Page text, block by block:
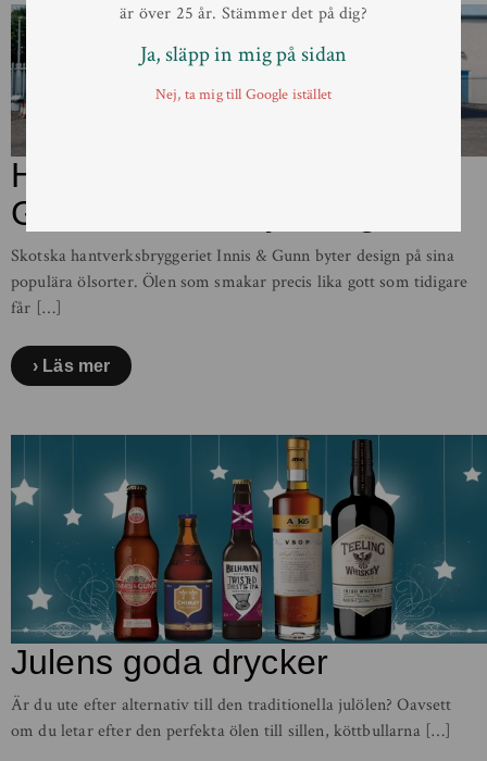
Hantverksbryggeriet Innis &
Gunn lanserar ny design
Skotska hantverksbryggeriet Innis & Gunn byter design på sina
populära ölsorter. Ölen som smakar precis lika gott som tidigare
får […]
Läs mer
Julens goda drycker
Är du ute efter alternativ till den traditionella julölen? Oavsett
om du letar efter den perfekta ölen till sillen, köttbullarna […]
är över 25 år. Stämmer det på dig?
Ja, släpp in mig på sidan
Nej, ta mig till Google istället